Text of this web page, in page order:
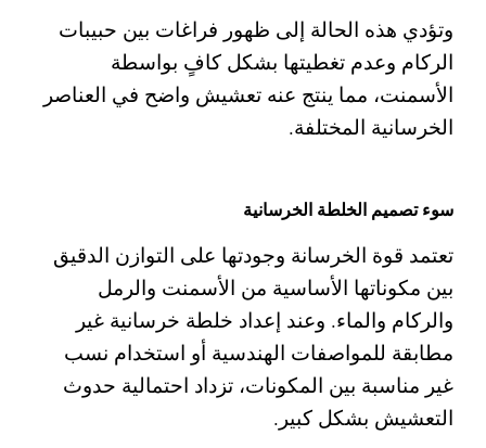
وتؤدي هذه الحالة إلى ظهور فراغات بين حبيبات
الركام وعدم تغطيتها بشكل كافٍ بواسطة
الأسمنت، مما ينتج عنه تعشيش واضح في العناصر
الخرسانية المختلفة.
سوء تصميم الخلطة الخرسانية
تعتمد قوة الخرسانة وجودتها على التوازن الدقيق
بين مكوناتها الأساسية من الأسمنت والرمل
والركام والماء. وعند إعداد خلطة خرسانية غير
مطابقة للمواصفات الهندسية أو استخدام نسب
غير مناسبة بين المكونات، تزداد احتمالية حدوث
التعشيش بشكل كبير.